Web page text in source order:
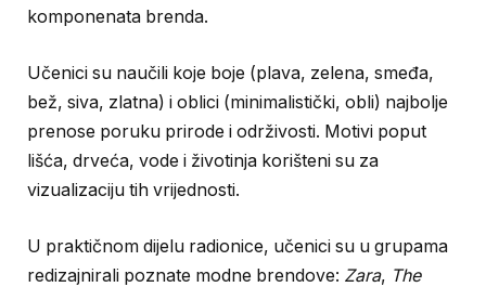
komponenata brenda.
Učenici su naučili koje boje (plava, zelena, smeđa,
bež, siva, zlatna) i oblici (minimalistički, obli) najbolje
prenose poruku prirode i održivosti. Motivi poput
lišća, drveća, vode i životinja korišteni su za
vizualizaciju tih vrijednosti.
U praktičnom dijelu radionice, učenici su u grupama
redizajnirali poznate modne brendove: Zara, The